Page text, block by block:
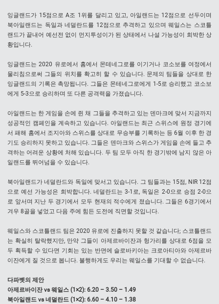
잉글랜드가 15점으로 A조 1위를 달리고 있고, 아일랜드는 12점으로 선두이며
북아일랜드는 독일과 네덜란드를 12점으로 추격하고 있으며 웨일스는 스코틀
랜드가 끝내어 예선전 없이 먼지투성이가 된 상태에서 나설 가능성이 희박한 상
황입니다.
잉글랜드는 2020 유로에서 홈에서 몬테네그로를 이기거나 코소보를 여정에서
물리침으로써 그들의 위치를 확고히 할 수 있습니다. 문제의 팀들을 상대로 한
잉글랜드의 기록은 촉망됩니다. 그들은 몬테네그로에게 1-5로 승리했고 코소보
에게 5-3으로 승리하며 또 다른 공격력을 가졌습니다.
아일랜드는 한 게임을 손에 쥔 채 그들을 추격하고 있는 덴마크에 맞서 지금까지
성공적인 캠페인을 계속하고 있습니다. 아일랜드는 최근 스위스에 원정 경기에
서 패해 홈에서 조지아와 스위스를 상대로 무승부를 기록하는 등 6월 이후 한 경
기도 승리하지 못하고 있습니다. 그들은 덴마크와 스위스가 게임을 손에 들고 추
격하는 어려운 상황에 처해 있습니다. 두 팀 모두 아직 한 경기밖에 남지 않은 아
일랜드를 뛰어넘을 수 있습니다.
북아일랜드가 네덜란드와 독일에 맞서고 있습니다. 그 팀들과는 15점, NIR 12점
으로 예선 가능성은 희박합니다. 네덜란드는 3-1로, 독일은 2-0으로 승점 2-0으
로 앞서며 지난 두 경기에서 모두 현재의 적수에게 졌습니다. 그들은 6경기에서
겨우 8골을 넣었고 다음 주에 힘든 도전에 직면할 것입니다.
웨일스와 스코틀랜드 팀은 2020 유로에 진출하지 못할 것 같습니다; 스코틀랜드
는 확실히 탈락했지만, 만약 그들이 아제르바이잔과 헝가리를 상대로 6점을 모
두 획득할 수 있다면 기회는 있는 반면에 슬로바키아는 크로아티아와 아제르바
이잔에게 질 것으로 봅니다. 불행하게도 우리는 웨일스를 기대할 수 없습니다.
다파벳의 제안
아제르바이잔 vs 웨일스 (1×2): 6.20 – 3.50 – 1.49
북아일랜드 vs 네덜란드 (1×2): 6.60 – 4.10 – 1.38